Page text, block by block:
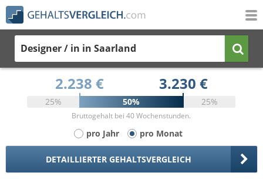
Designer / in in Saarland
2.238 € 3.230 €
25% 50% 25%
Bruttogehalt bei 40 Wochenstunden.
pro Jahr pro Monat
DETAILLIERTER GEHALTSVERGLEICH